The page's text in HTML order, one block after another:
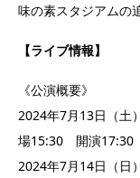
味の素スタジアムの
【ライブ情報】
《公演概要》
2024年7月13日（
場15:30 開演17:30
2024年7月14日（